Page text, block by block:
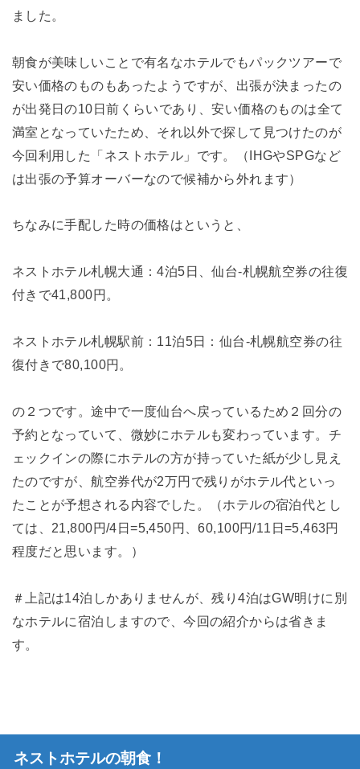
ました。
朝食が美味しいことで有名なホテルでもパックツアーで
安い価格のものもあったようですが、出張が決まったの
が出発日の10日前くらいであり、安い価格のものは全て
満室となっていたため、それ以外で探して見つけたのが
今回利用した「ネストホテル」です。（IHGやSPGなど
は出張の予算オーバーなので候補から外れます）
ちなみに手配した時の価格はというと、
ネストホテル札幌大通：4泊5日、仙台-札幌航空券の往復
付きで41,800円。
ネストホテル札幌駅前：11泊5日：仙台-札幌航空券の往
復付きで80,100円。
の２つです。途中で一度仙台へ戻っているため２回分の
予約となっていて、微妙にホテルも変わっています。チ
ェックインの際にホテルの方が持っていた紙が少し見え
たのですが、航空券代が2万円で残りがホテル代といっ
たことが予想される内容でした。（ホテルの宿泊代とし
ては、21,800円/4日=5,450円、60,100円/11日=5,463円
程度だと思います。）
＃上記は14泊しかありませんが、残り4泊はGW明けに別
なホテルに宿泊しますので、今回の紹介からは省きま
す。
ネストホテルの朝食！